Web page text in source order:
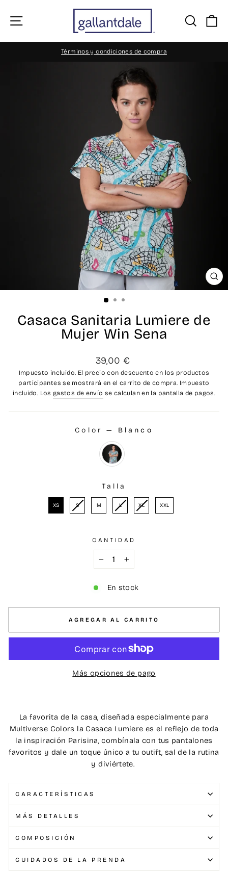
directamente
contenido
diapositivas
pausa
Términos y condiciones de compra
Casaca Sanitaria Lumiere de
Mujer Win Sena
Precio
habitual
39,00 €
Impuesto incluido. El precio con descuento en los productos
participantes se mostrará en el carrito de compra. Impuesto
incluido. Los gastos de envío se calculan en la pantalla de pagos.
Color — Blanco
Talla
XS S M L XL XXL
CANTIDAD
+
En stock
AGREGAR AL CARRITO
Más opciones de pago
La favorita de la casa, diseñada especialmente para
Multiverse Colors la Casaca Lumiere es el reflejo de toda
la inspiración Parisina, combínala con tus pantalones
favoritos y dale un toque único a tu outift, sal de la rutina
y diviértete.
CARACTERÍSTICAS
MÁS DETALLES
COMPOSICIÓN
CUIDADOS DE LA PRENDA